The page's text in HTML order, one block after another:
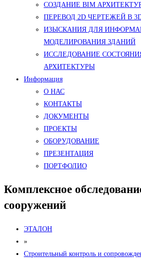
СОЗДАНИЕ BIM
ПЕРЕВОД 2D ЧЕРТЕЖЕЙ В
ИЗЫСКАНИЯ ДЛЯ
МОДЕЛИРОВАНИЯ ЗДАНИЙ
ИССЛЕДОВАНИЕ
АРХИТЕКТУРЫ
Информация
О НАС
КОНТАКТЫ
ДОКУМЕНТЫ
ПРОЕКТЫ
ОБОРУДОВАНИЕ
ПРЕЗЕНТАЦИЯ
ПОРТФОЛИО
Комплексное
сооружений
ЭТАЛОН
»
Строительный контроль и